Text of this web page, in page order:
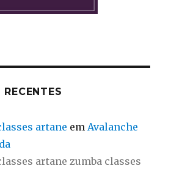
artane em Avalanche
artane zumba classes